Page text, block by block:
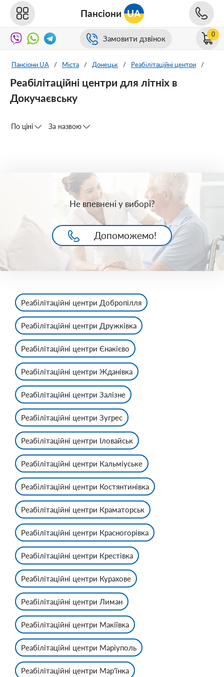
Пансіони UA
Замовити дзвінок 0
Пансіони UA / Міста / Донецьк / Реабілітаційні центри /
Реабілітаційні центри для літніх в
Докучаєвську
По ціні За назвою
Не впевнені у виборі?
Допоможемо!
Реабілітаційні центри Добропілля
Реабілітаційні центри Дружківка
Реабілітаційні центри Єнакієво
Реабілітаційні центри Жданівка
Реабілітаційні центри Залізне
Реабілітаційні центри Зугрес
Реабілітаційні центри Іловайськ
Реабілітаційні центри Кальміуське
Реабілітаційні центри Костянтинівка
Реабілітаційні центри Краматорськ
Реабілітаційні центри Красногорівка
Реабілітаційні центри Крестівка
Реабілітаційні центри Курахове
Реабілітаційні центри Лиман
Реабілітаційні центри Макіївка
Реабілітаційні центри Маріуполь
Реабілітаційні центри Мар'їнка